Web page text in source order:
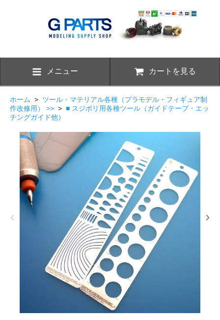
メニュー カートを見る
ホーム > ツール・マテリアル各種（プラモデル・フィギュア制
作改修用） >> > ■ スジボリ用各種ツール（ガイドテープ・エッ
チングガイド他）